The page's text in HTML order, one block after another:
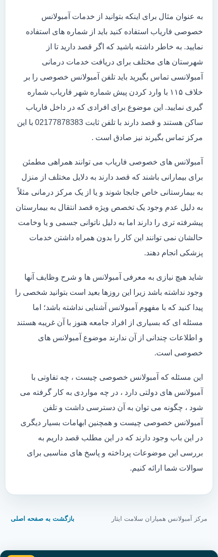
به عنوان مثال برای اینکه بتوانید از خدمات آمبولانس
خصوصی فاریاب استفاده کنید باید از شماره های استفاده
نمایید. به خاطر داشته باشید که اگر قصد دارید تا از
شهرستان های مختلف برای دریافت خدمات درمانی
آمبولانسی تماس بگیرید باید تلفن آمبولانس خصوصی را بر
خلاف ۱۱۵ با وارد کردن پیش شماره شهر فاریاب شماره
گیری نمایید. این موضوع برای افرادی که در داخل فاریاب
ساکن هستند و قصد دارند با تلفن ثابت 02177878383 با این
مرکز تماس بگیرند نیز صادق است .
آمبولانس های خصوصی فاریاب می توانند همراهی مطمئن
برای بیمارانی باشند که قصد دارند به دلایل مختلف از منزل
به بیمارستانی خاص جابجا شوند و یا از یک مرکز درمانی مثلاً
به دلیل عدم وجود یک تخصص ویژه قصد انتقال به بیمارستان
پیشرفته تری را دارند اما به دلیل ناتوانی جسمی و یا وخامت
حالشان نمی توانند این کار را بدون همراه داشتن خدمات
پزشکی انجام دهند.
شاید هیچ نیازی به معرفی آمبولانس ها و شرح وظایف آنها
وجود نداشته باشد زیرا این روزها بعید است بتوانید شخصی را
پیدا کنید که با مفهوم آمبولانس آشنایی نداشته باشد؛ اما
مسئله ای که بسیاری از افراد جامعه هنوز با آن غریبه هستند
و اطلاعات چندانی از آن ندارند موضوع آمبولانس های
خصوصی است.
این مسئله که آمبولانس خصوصی چیست ، چه تفاوتی با
آمبولانس های دولتی دارد ، در چه مواردی به کار گرفته می
شود ، چگونه می توان به آن دسترسی داشت و تلفن
آمبولانس خصوصی چیست و همچنین ابهامات بسیار دیگری
در این باب وجود دارند که در این مطلب قصد داریم به
بررسی این موضوعات پرداخته و پاسخ های مناسبی برای
سوالات شما ارائه کنیم.
مرکز آمبولانس همیاران سلامت ایثار بازگشت به صفحه اصلی